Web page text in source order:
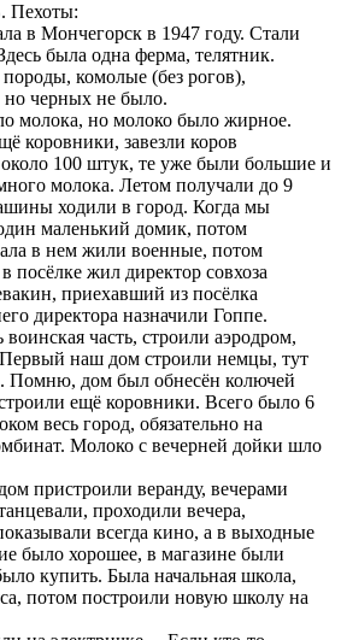
Пехоты:
в Мончегорск в 1947 году. Стали
была одна ферма, телятник.
комолые (без рогов),
но черных не было.
молока, но молоко было жирное.
коровники, завезли коров
100 штук, те уже были большие и
молока. Летом получали до 9
ходили в город. Когда мы
маленький домик, потом
в нем жили военные, потом
посёлке жил директор совхоза
приехавший из посёлка
директора назначили Гоппе.
часть, строили аэродром,
наш дом строили немцы, тут
Помню, дом был обнесён колючей
ещё коровники. Всего было 6
весь город, обязательно на
Молоко с вечерней дойки шло
пристроили веранду, вечерами
проходили вечера,
всегда кино, а в выходные
было хорошее, в магазине были
купить. Была начальная школа,
потом построили новую школу на